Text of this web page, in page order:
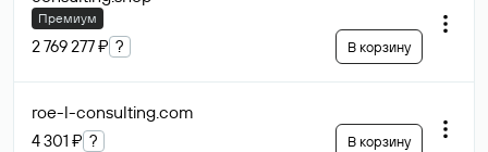
Премиум
2 769 277 ₽ ? В корзину
roe-l-consulting.com
4 301 ₽ ? В корзину